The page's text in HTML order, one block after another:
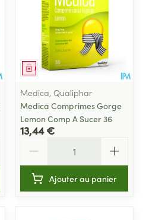
Médicament
Medica, Qualiphar
Medica Comprimes Gorge
Lemon Comp A Sucer 36
13,44 €
Ajouter au panier